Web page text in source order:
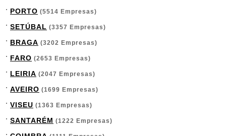
PORTO (5514 Empresas)
SETÚBAL (3357 Empresas)
BRAGA (3202 Empresas)
FARO (2653 Empresas)
LEIRIA (2047 Empresas)
AVEIRO (1699 Empresas)
VISEU (1363 Empresas)
SANTARÉM (1222 Empresas)